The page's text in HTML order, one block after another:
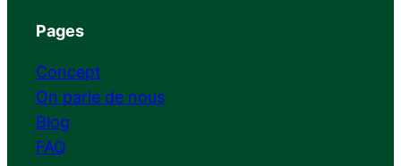
Pages
Concept
On parle de nous
Blog
FAQ